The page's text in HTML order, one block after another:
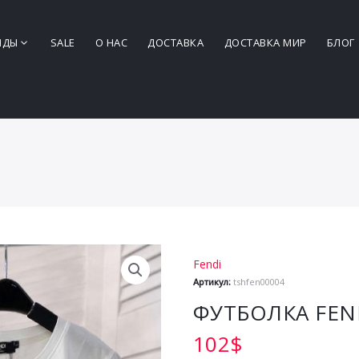
SALE О НАС ДОСТАВКА ДОСТАВКА МИР БЛОГ
Артикул: tshfen00004
ФУТБОЛКА
102$
Fendi